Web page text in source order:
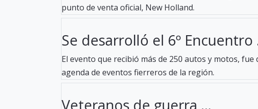
punto de venta oficial, New Holland.
Se desarrolló el 6º Encuentro
El evento que recibió más de 250 autos y motos,
agenda de eventos fierreros de la región.
Veteranos de guerra ...